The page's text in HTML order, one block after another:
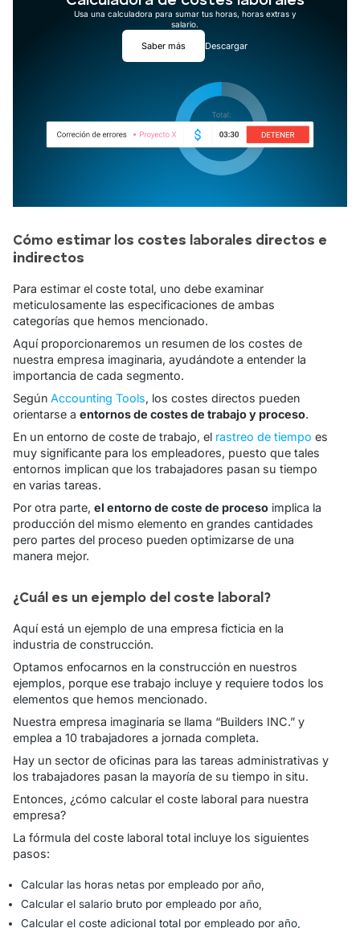
Usa una calculadora para sumar tus horas, horas extras y
salario.
Saber más Descargar
Cómo estimar los costes laborales directos e
indirectos
Para estimar el coste total, uno debe examinar
meticulosamente las especificaciones de ambas
categorías que hemos mencionado.
Aquí proporcionaremos un resumen de los costes de
nuestra empresa imaginaria, ayudándote a entender la
importancia de cada segmento.
Según Accounting Tools, los costes directos pueden
orientarse a entornos de costes de trabajo y proceso.
En un entorno de coste de trabajo, el rastreo de tiempo es
muy significante para los empleadores, puesto que tales
entornos implican que los trabajadores pasan su tiempo
en varias tareas.
Por otra parte, el entorno de coste de proceso implica la
producción del mismo elemento en grandes cantidades
pero partes del proceso pueden optimizarse de una
manera mejor.
¿Cuál es un ejemplo del coste laboral?
Aquí está un ejemplo de una empresa ficticia en la
industria de construcción.
Optamos enfocarnos en la construcción en nuestros
ejemplos, porque ese trabajo incluye y requiere todos los
elementos que hemos mencionado.
Nuestra empresa imaginaria se llama “Builders INC.” y
emplea a 10 trabajadores a jornada completa.
Hay un sector de oficinas para las tareas administrativas y
los trabajadores pasan la mayoría de su tiempo in situ.
Entonces, ¿cómo calcular el coste laboral para nuestra
empresa?
La fórmula del coste laboral total incluye los siguientes
pasos:
Calcular las horas netas por empleado por año,
Calcular el salario bruto por empleado por año,
Calcular el coste adicional total por empleado por año,